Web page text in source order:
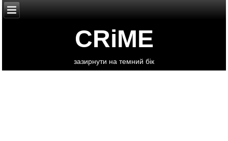
CRiME
зазирнути на темний бік